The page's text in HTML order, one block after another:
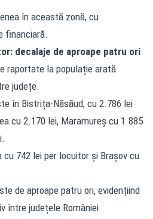
în această zonă, cu
financiară.
decalaje de aproape patru ori
raportate la populație arată
județe.
în Bistrița-Năsăud, cu 2.786 lei
cu 2.170 lei, Maramureș cu 1.885
742 lei per locuitor și Brașov cu
de aproape patru ori, evidențiind
între județele României.